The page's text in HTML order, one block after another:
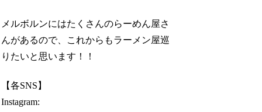
メルボルンにはたくさんのらーめん屋さ
んがあるので、これからもラーメン屋巡
りたいと思います！！
【各SNS】
Instagram: